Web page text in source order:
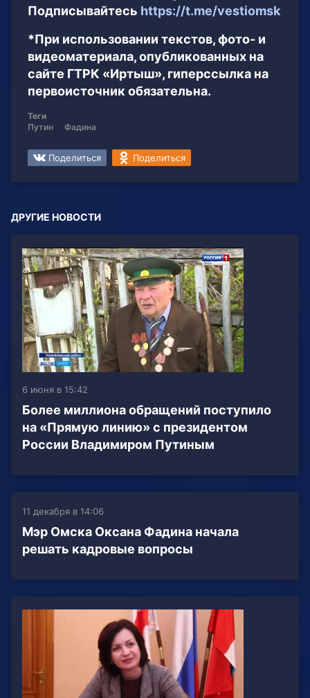
Подписывайтесь https://t.me/vestiomsk
*При использовании текстов, фото- и
видеоматериала, опубликованных на
сайте ГТРК «Иртыш», гиперссылка на
первоисточник обязательна.
Теги
Путин
Фадина
Поделиться Поделиться
ДРУГИЕ НОВОСТИ
6 июня в 15:42
Более миллиона обращений поступило
на «Прямую линию» с президентом
России Владимиром Путиным
11 декабря в 14:06
Мэр Омска Оксана Фадина начала
решать кадровые вопросы